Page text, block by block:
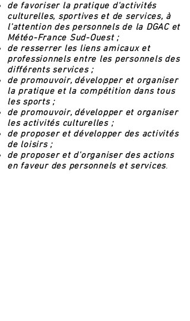
de favoriser la pratique d'activités
culturelles, sportives et de services, à
l'attention des personnels de la DGAC et
Météo-France Sud-Ouest ;
de resserrer les liens amicaux et
professionnels entre les personnels des
différents services ;
de promouvoir, développer et organiser
la pratique et la compétition dans tous
les sports ;
de promouvoir, développer et organiser
les activités culturelles ;
de proposer et développer des activités
de loisirs ;
de proposer et d'organiser des actions
en faveur des personnels et services.